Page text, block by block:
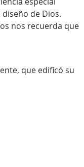
de Dios.
nos recuerda que
que edificó su